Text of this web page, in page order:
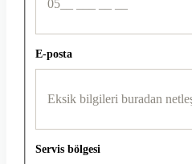
E-posta
Servis bölgesi